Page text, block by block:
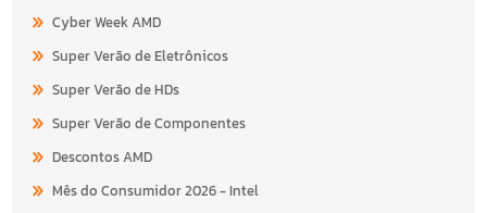
Cyber Week AMD
Super Verão de Eletrônicos
Super Verão de HDs
Super Verão de Componentes
Descontos AMD
Mês do Consumidor 2026 - Intel